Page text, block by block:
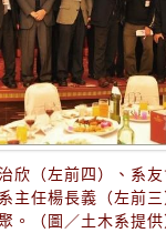
欣（左前四）、系
主任楊長義（左前
。（圖／土木系提供